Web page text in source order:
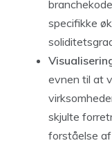
specifikke
evnen til at
skjulte
forståelse